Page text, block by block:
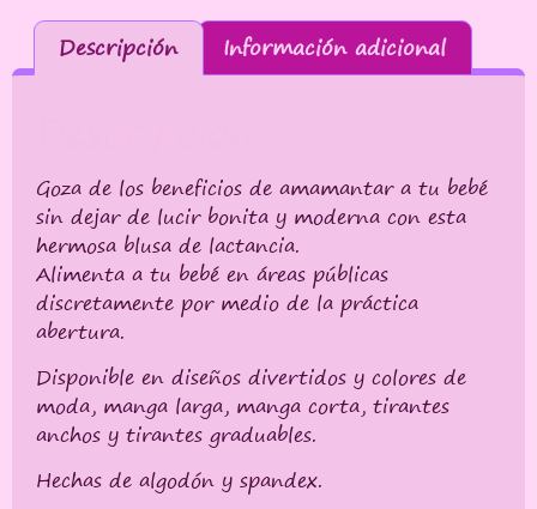
Descripción Información adicional
Goza de los beneficios de amamantar a tu bebé
sin dejar de lucir bonita y moderna con esta
hermosa blusa de lactancia.
Alimenta a tu bebé en áreas públicas
discretamente por medio de la práctica
abertura.
Disponible en diseños divertidos y colores de
moda, manga larga, manga corta, tirantes
anchos y tirantes graduables.
Hechas de algodón y spandex.